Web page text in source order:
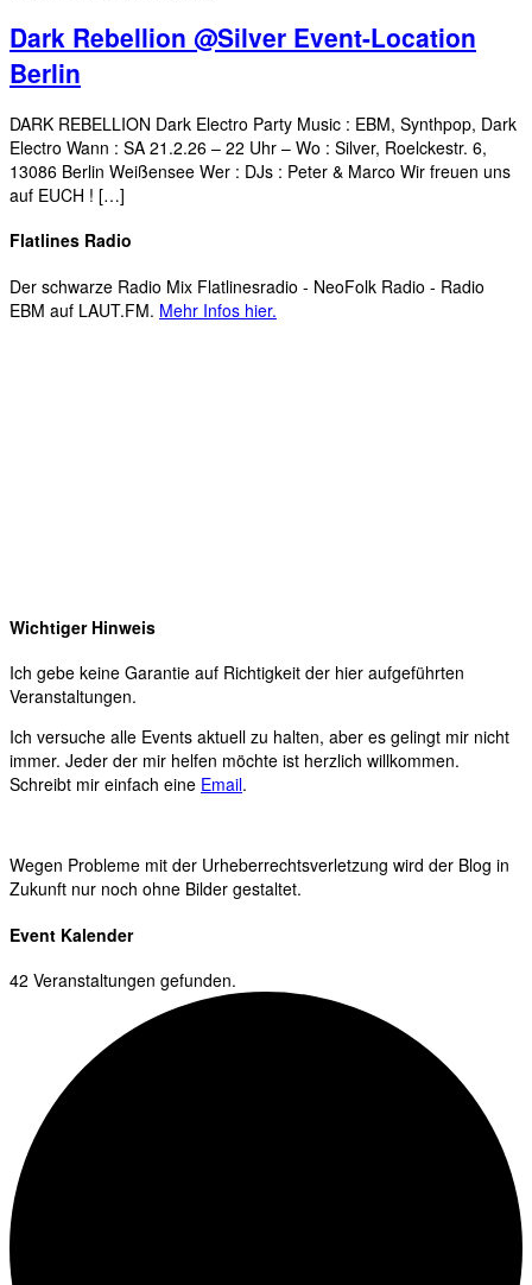
Dark Rebellion @Silver Event-Location
Berlin
DARK REBELLION Dark Electro Party Music : EBM, Synthpop, Dark
Electro Wann : SA 21.2.26 – 22 Uhr – Wo : Silver, Roelckestr. 6,
13086 Berlin Weißensee Wer : DJs : Peter & Marco Wir freuen uns
auf EUCH ! […]
Flatlines Radio
Der schwarze Radio Mix Flatlinesradio - NeoFolk Radio - Radio
EBM auf LAUT.FM. Mehr Infos hier.
Wichtiger Hinweis
Ich gebe keine Garantie auf Richtigkeit der hier aufgeführten
Veranstaltungen.
Ich versuche alle Events aktuell zu halten, aber es gelingt mir nicht
immer. Jeder der mir helfen möchte ist herzlich willkommen.
Schreibt mir einfach eine Email.
Wegen Probleme mit der Urheberrechtsverletzung wird der Blog in
Zukunft nur noch ohne Bilder gestaltet.
Event Kalender
42 Veranstaltungen gefunden.